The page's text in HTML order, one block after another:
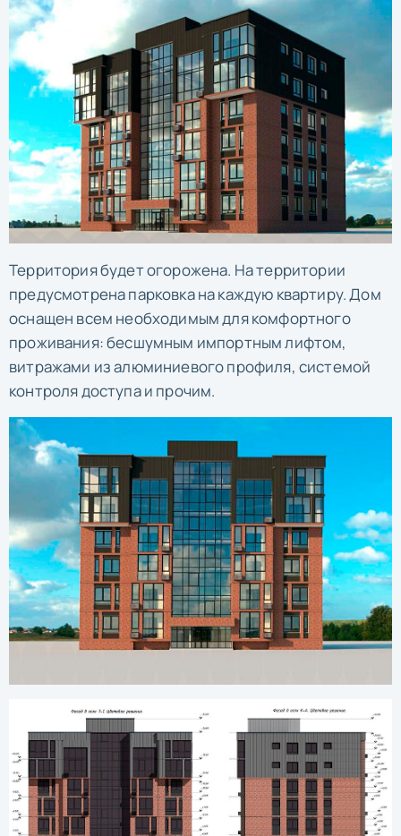
Территория будет огорожена. На территории
предусмотрена парковка на каждую квартиру. Дом
оснащен всем необходимым для комфортного
проживания: бесшумным импортным лифтом,
витражами из алюминиевого профиля, системой
контроля доступа и прочим.